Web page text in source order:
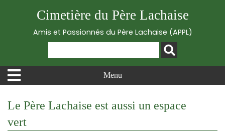
Cimetière du Père Lachaise
Amis et Passionnés du Père Lachaise (APPL)
Menu
Le Père Lachaise est aussi un espace
vert